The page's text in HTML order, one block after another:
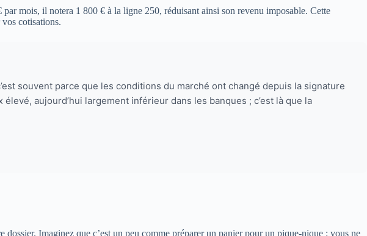
mois, il notera 1 800 € à la ligne 250, réduisant ainsi son revenu imposable. Cette
cotisations.
souvent parce que les conditions du marché ont changé depuis la signature
aujourd’hui largement inférieur dans les banques ; c’est là que la
Imaginez que c’est un peu comme préparer un panier pour un pique-nique : vous ne